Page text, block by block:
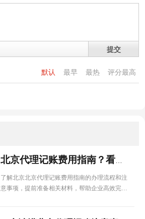
提交
默认 最早 最热 评分最高
了解北京北京代理记账费用指南的办理流程和注
意事项，提前准备相关材料，帮助企业高效完成